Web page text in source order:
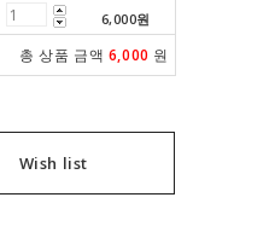
6,000원
총 상품 금액 6,000 원
Wish list